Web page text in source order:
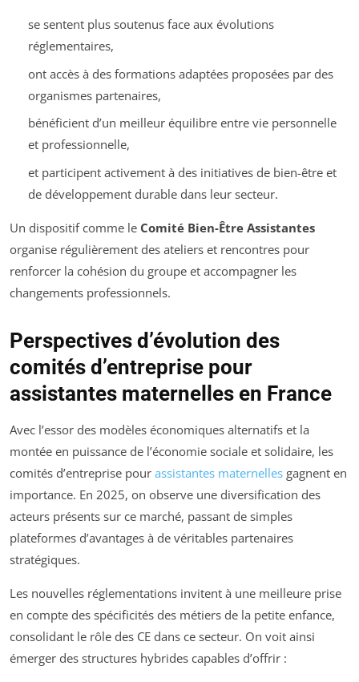
se sentent plus soutenus face aux évolutions
réglementaires,
ont accès à des formations adaptées proposées par des
organismes partenaires,
bénéficient d’un meilleur équilibre entre vie personnelle
et professionnelle,
et participent activement à des initiatives de bien-être et
de développement durable dans leur secteur.
Un dispositif comme le Comité Bien-Être Assistantes
organise régulièrement des ateliers et rencontres pour
renforcer la cohésion du groupe et accompagner les
changements professionnels.
Perspectives d’évolution des
comités d’entreprise pour
assistantes maternelles en France
Avec l’essor des modèles économiques alternatifs et la
montée en puissance de l’économie sociale et solidaire, les
comités d’entreprise pour assistantes maternelles gagnent en
importance. En 2025, on observe une diversification des
acteurs présents sur ce marché, passant de simples
plateformes d’avantages à de véritables partenaires
stratégiques.
Les nouvelles réglementations invitent à une meilleure prise
en compte des spécificités des métiers de la petite enfance,
consolidant le rôle des CE dans ce secteur. On voit ainsi
émerger des structures hybrides capables d’offrir :